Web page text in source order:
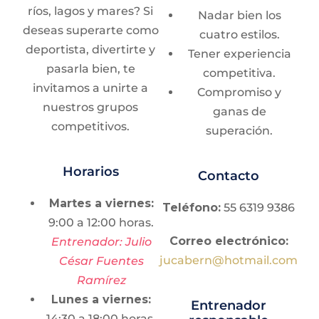
diariamente.
Sigue el
procedimiento y las
indicaciones para
concluir tu
inscripción.
Correo electrónico:
ríos, lagos y mares? Si
deseas superarte como
deportista, divertirte y
pasarla bien, te
invitamos a unirte a
nuestros grupos
competitivos.
Horarios
Martes a viernes:
9:00 a 12:00 horas.
Entrenador: Julio
César Fuentes
Ramírez
Lunes a viernes:
Nadar bien los
cuatro estilos.
Tener experiencia
competitiva.
Compromiso y
ganas de
superación.
Contacto
Teléfono: 55 6319 9386
Correo electrónico:
jucabern@hotmail.com
Entrenador